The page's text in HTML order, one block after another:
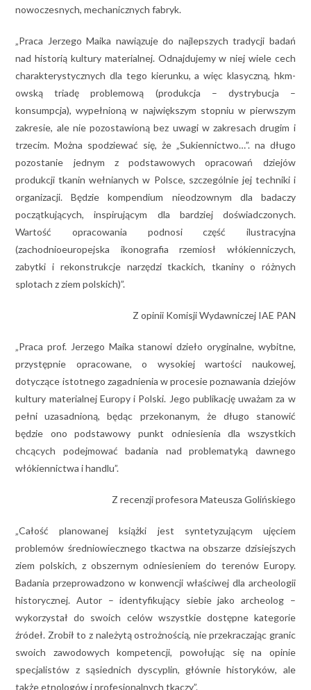
nowoczesnych, mechanicznych fabryk.
„Praca Jerzego Maika nawiązuje do najlepszych tradycji badań
nad historią kultury materialnej. Odnajdujemy w niej wiele cech
charakterystycznych dla tego kierunku, a więc klasyczną, hkm-
owską triadę problemową (produkcja – dystrybucja –
konsumpcja), wypełnioną w największym stopniu w pierwszym
zakresie, ale nie pozostawioną bez uwagi w zakresach drugim i
trzecim. Można spodziewać się, że „Sukiennictwo…”. na długo
pozostanie jednym z podstawowych opracowań dziejów
produkcji tkanin wełnianych w Polsce, szczególnie jej techniki i
organizacji. Będzie kompendium nieodzownym dla badaczy
początkujących, inspirującym dla bardziej doświadczonych.
Wartość opracowania podnosi część ilustracyjna
(zachodnioeuropejska ikonografia rzemiosł włókienniczych,
zabytki i rekonstrukcje narzędzi tkackich, tkaniny o różnych
splotach z ziem polskich)”.
Z opinii Komisji Wydawniczej IAE PAN
„Praca prof. Jerzego Maika stanowi dzieło oryginalne, wybitne,
przystępnie opracowane, o wysokiej wartości naukowej,
dotyczące istotnego zagadnienia w procesie poznawania dziejów
kultury materialnej Europy i Polski. Jego publikację uważam za w
pełni uzasadnioną, będąc przekonanym, że długo stanowić
będzie ono podstawowy punkt odniesienia dla wszystkich
chcących podejmować badania nad problematyką dawnego
włókiennictwa i handlu”.
Z recenzji profesora Mateusza Golińskiego
„Całość planowanej książki jest syntetyzującym ujęciem
problemów średniowiecznego tkactwa na obszarze dzisiejszych
ziem polskich, z obszernym odniesieniem do terenów Europy.
Badania przeprowadzono w konwencji właściwej dla archeologii
historycznej. Autor – identyfikujący siebie jako archeolog –
wykorzystał do swoich celów wszystkie dostępne kategorie
źródeł. Zrobił to z należytą ostrożnością, nie przekraczając granic
swoich zawodowych kompetencji, powołując się na opinie
specjalistów z sąsiednich dyscyplin, głównie historyków, ale
także etnologów i profesjonalnych tkaczy”.